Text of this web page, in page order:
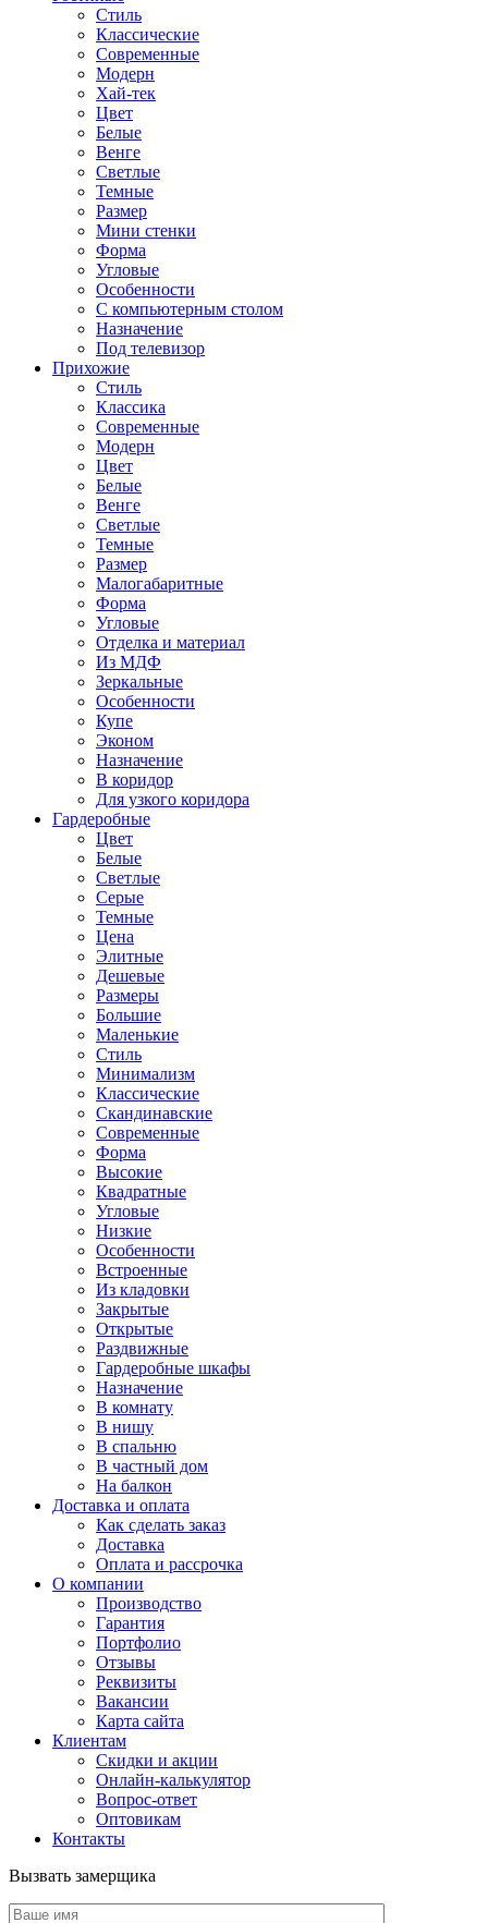
Стиль
Классические
Современные
Модерн
Хай-тек
Цвет
Белые
Венге
Светлые
Темные
Размер
Мини стенки
Форма
Угловые
Особенности
С компьютерным столом
Назначение
Под телевизор
Прихожие
Стиль
Классика
Современные
Модерн
Цвет
Белые
Венге
Светлые
Темные
Размер
Малогабаритные
Форма
Угловые
Отделка и материал
Из МДФ
Зеркальные
Особенности
Купе
Эконом
Назначение
В коридор
Для узкого коридора
Гардеробные
Цвет
Белые
Светлые
Серые
Темные
Цена
Элитные
Дешевые
Размеры
Большие
Маленькие
Стиль
Минимализм
Классические
Скандинавские
Современные
Форма
Высокие
Квадратные
Угловые
Низкие
Особенности
Встроенные
Из кладовки
Закрытые
Открытые
Раздвижные
Гардеробные шкафы
Назначение
В комнату
В нишу
В спальню
В частный дом
На балкон
Доставка и оплата
Как сделать заказ
Доставка
Оплата и рассрочка
О компании
Производство
Гарантия
Портфолио
Отзывы
Реквизиты
Вакансии
Карта сайта
Клиентам
Скидки и акции
Онлайн-калькулятор
Вопрос-ответ
Оптовикам
Контакты
Вызвать замерщика